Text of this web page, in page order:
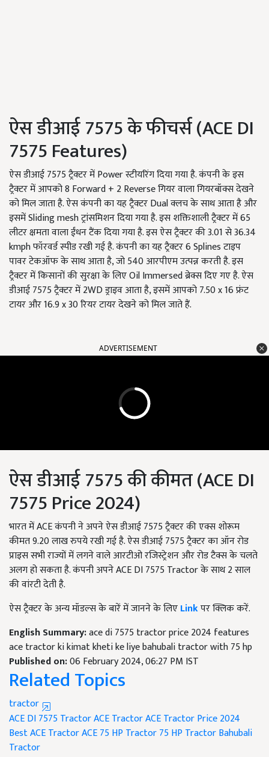
ऐस डीआई 7575 के फीचर्स (ACE DI
7575 Features)
ऐस डीआई 7575 ट्रैक्टर में Power स्टीयरिंग दिया गया है. कंपनी के इस
ट्रैक्टर में आपको 8 Forward + 2 Reverse गियर वाला गियरबॉक्स देखने
को मिल जाता है. ऐस कंपनी का यह ट्रैक्टर Dual क्लच के साथ आता है और
इसमें Sliding mesh ट्रांसमिशन दिया गया है. इस शक्तिशाली ट्रैक्टर में 65
लीटर क्षमता वाला ईंधन टैंक दिया गया है. इस ऐस ट्रैक्टर की 3.01 से 36.34
kmph फॉरवर्ड स्पीड रखी गई है. कंपनी का यह ट्रैक्टर 6 Splines टाइप
पावर टेकऑफ के साथ आता है, जो 540 आरपीएम उत्पन्न करती है. इस
ट्रैक्टर में किसानों की सुरक्षा के लिए Oil Immersed ब्रेक्स दिए गए है. ऐस
डीआई 7575 ट्रैक्टर में 2WD ड्राइव आता है, इसमें आपको 7.50 x 16 फ्रंट
टायर और 16.9 x 30 रियर टायर देखने को मिल जाते हैं.
ADVERTISEMENT
ऐस डीआई 7575 की कीमत (ACE DI
7575 Price 2024)
भारत में ACE कंपनी ने अपने ऐस डीआई 7575 ट्रैक्टर की एक्स शोरूम
कीमत 9.20 लाख रुपये रखी गई है. ऐस डीआई 7575 ट्रैक्टर का ऑन रोड
प्राइस सभी राज्यों में लगने वाले आरटीओ रजिस्ट्रेशन और रोड टैक्स के चलते
अलग हो सकता है. कंपनी अपने ACE DI 7575 Tractor के साथ 2 साल
की वांरटी देती है.
ऐस ट्रैक्टर के अन्य मॉडल्स के बारें में जानने के लिएLinkपर क्लिक करें.
English Summary:ace di 7575 tractor price 2024 features
ace tractor ki kimat kheti ke liye bahubali tractor with 75 hp
Published on:06 February 2024, 06:27 PM IST
Related Topics
tractor
ACE DI 7575 TractorACE TractorACE Tractor Price 2024
Best ACE TractorACE 75 HP Tractor75 HP TractorBahubali
Tractor